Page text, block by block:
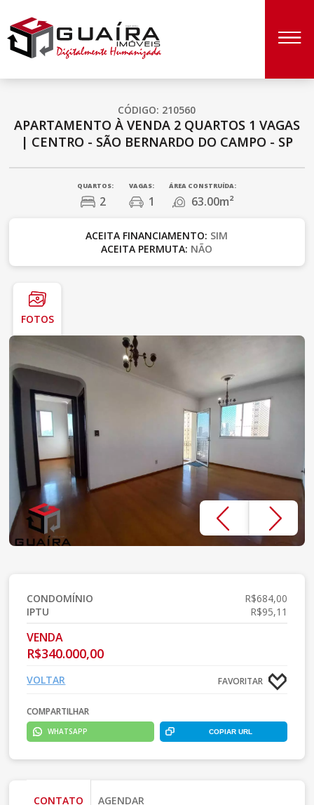
CÓDIGO: 210560
APARTAMENTO À VENDA 2 QUARTOS 1 VAGAS
| CENTRO - SÃO BERNARDO DO CAMPO - SP
QUARTOS:
2
VAGAS:
1
ÁREA CONSTRUÍDA:
63.00m²
ACEITA FINANCIAMENTO: SIM
ACEITA PERMUTA: NÃO
FOTOS
CONDOMÍNIO
R$684,00
IPTU
R$95,11
VENDA
R$340.000,00
FAVORITAR
VOLTAR
COMPARTILHAR
WHATSAPP COPIAR URL
CONTATO AGENDAR